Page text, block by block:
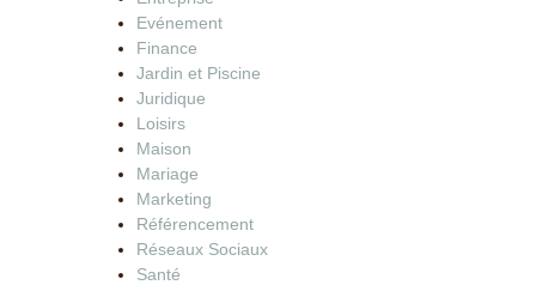
Evénement
Finance
Jardin et Piscine
Juridique
Loisirs
Maison
Mariage
Marketing
Référencement
Réseaux Sociaux
Santé